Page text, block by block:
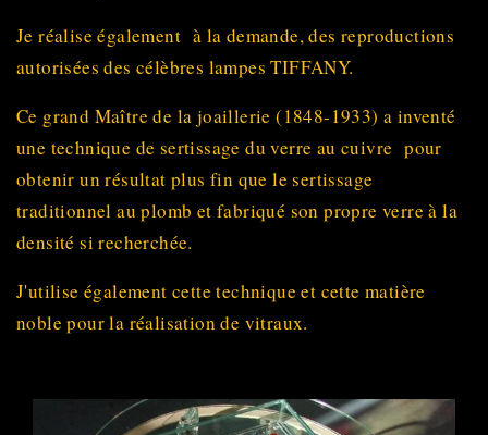
Je réalise également à la demande, des reproductions
autorisées des célèbres lampes TIFFANY.
Ce grand Maître de la joaillerie (1848-1933) a inventé
une technique de sertissage du verre au cuivre pour
obtenir un résultat plus fin que le sertissage
traditionnel au plomb et fabriqué son propre verre à la
densité si recherchée.
J'utilise également cette technique et cette matière
noble pour la réalisation de vitraux.